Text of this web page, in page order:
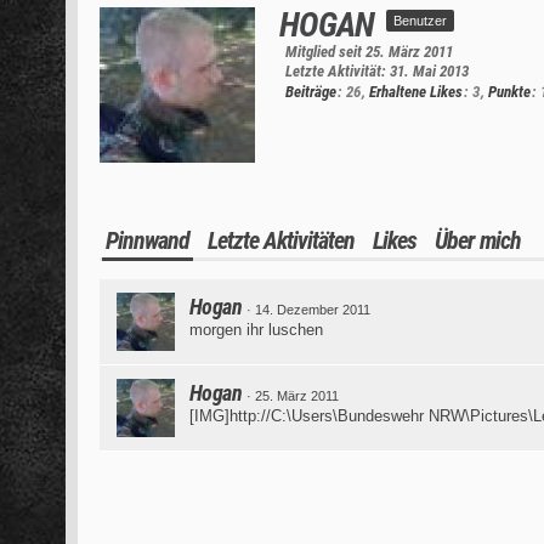
HOGAN Benutzer
Mitglied seit 25. März 2011
Letzte Aktivität: 31. Mai 2013
Beiträge 26 Erhaltene Likes 3 Punkte
Pinnwand Letzte Aktivitäten Likes Über mich
Hogan 14. Dezember 2011
morgen ihr luschen
Hogan 25. März 2011
[IMG]http://C:\Users\Bundeswehr